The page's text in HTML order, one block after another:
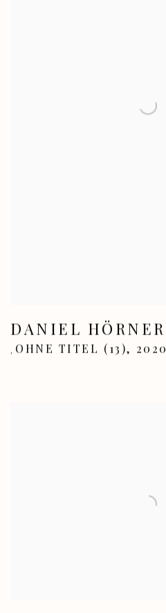
DANIEL HÖRNER
, OHNE TITEL (13), 2020